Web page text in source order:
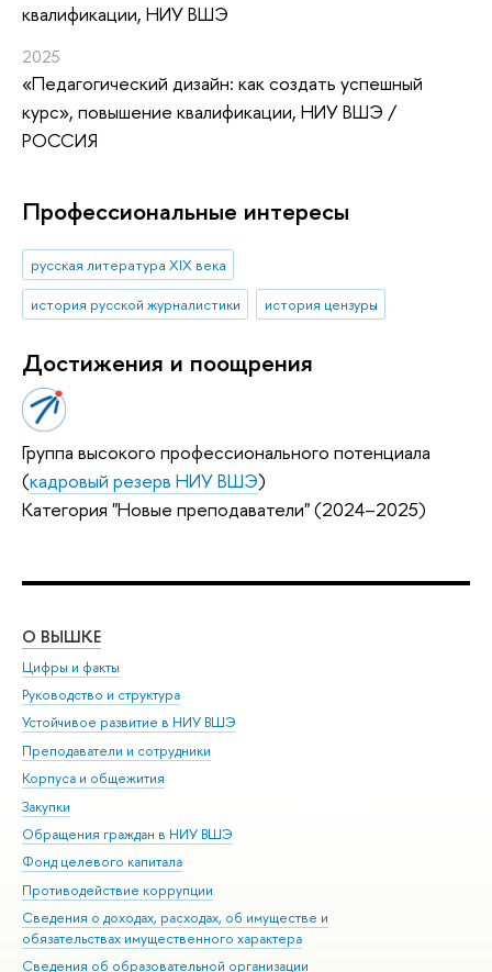
квалификации, НИУ ВШЭ
2025
«Педагогический дизайн: как создать успешный
курс», повышение квалификации, НИУ ВШЭ /
РОССИЯ
Профессиональные интересы
русская литература XIX века
история русской журналистики
история цензуры
Достижения и поощрения
Группа высокого профессионального потенциала
(кадровый резерв НИУ ВШЭ)
Категория "Новые преподаватели" (2024–2025)
О ВЫШКЕ
Цифры и факты
Руководство и структура
Устойчивое развитие в НИУ ВШЭ
Преподаватели и сотрудники
Корпуса и общежития
Закупки
Обращения граждан в НИУ ВШЭ
Фонд целевого капитала
Противодействие коррупции
Сведения о доходах, расходах, об имуществе и
обязательствах имущественного характера
Сведения об образовательной организации